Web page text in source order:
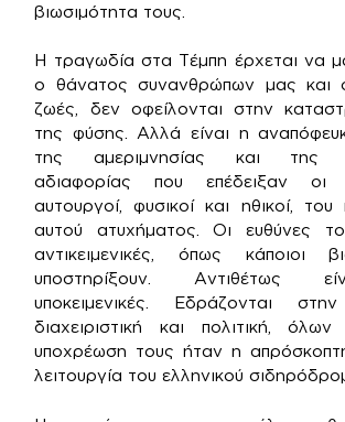
βιωσιμότητα τους.
Η τραγωδία στα Τέμπη έρχεται να
ο θάνατος συνανθρώπων μας και
ζωές, δεν οφείλονται στην
της φύσης. Αλλά είναι η
της αμεριμνησίας και της
αδιαφορίας που επέδειξαν οι
αυτουργοί, φυσικοί και ηθικοί,
αυτού ατυχήματος. Οι ευθύνες
αντικειμενικές, όπως κάποιοι
υποστηρίξουν. Αντιθέτως
υποκειμενικές. Εδράζονται
διαχειριστική και πολιτική,
υποχρέωση τους ήταν η
λειτουργία του ελληνικού